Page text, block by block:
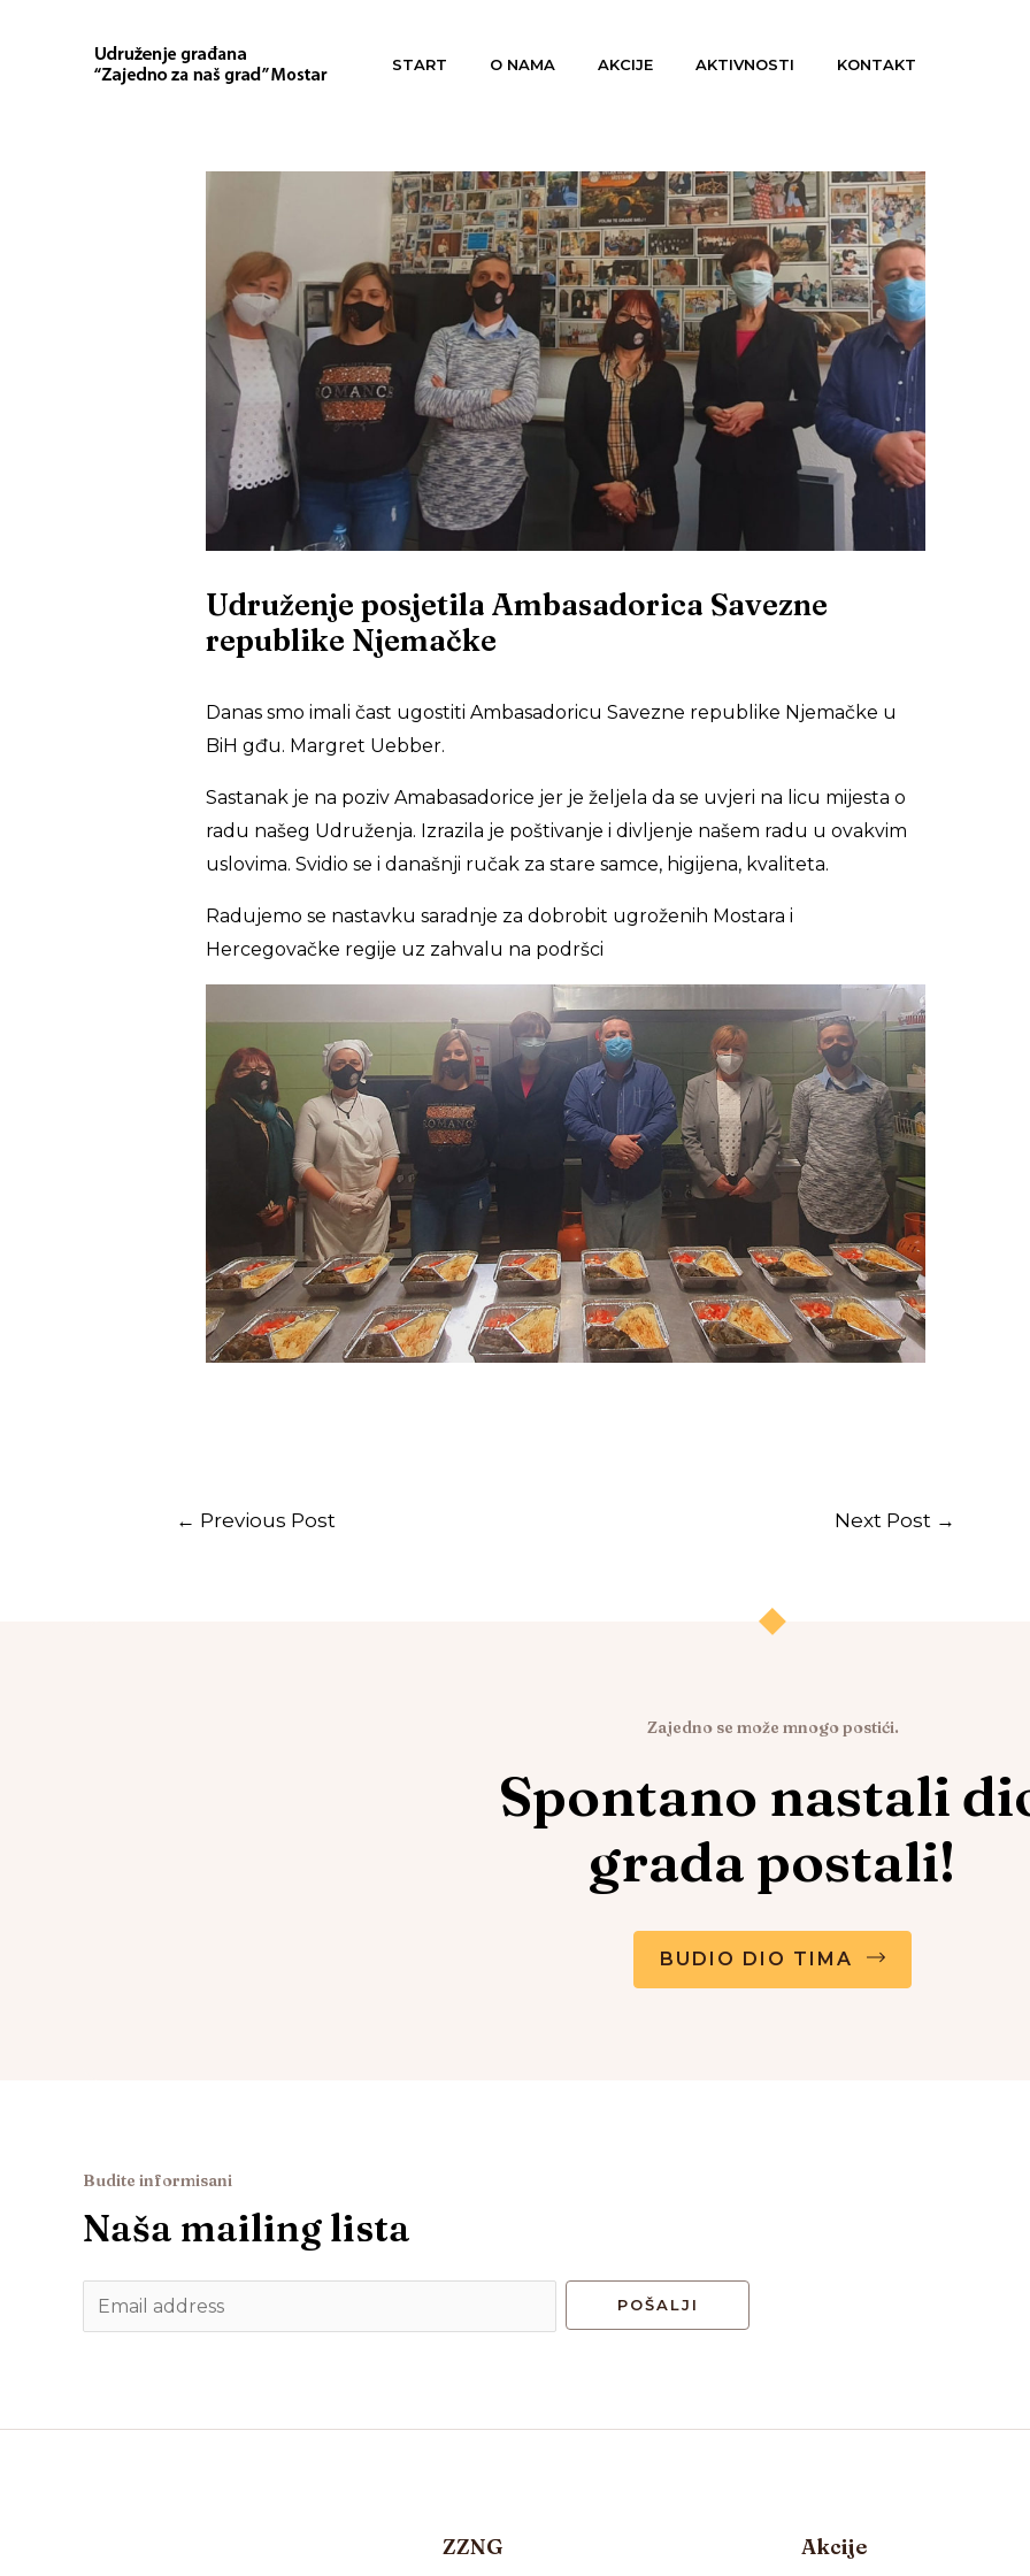
START O NAMA AKCIJE AKTIVNOSTI KONTAKT
Udruženje posjetila Ambasadorica Savezne
republike Njemačke
Danas smo imali čast ugostiti Ambasadoricu Savezne republike Njemačke u
BiH gđu. Margret Uebber.
Sastanak je na poziv Amabasadorice jer je željela da se uvjeri na licu mijesta o
radu našeg Udruženja. Izrazila je poštivanje i divljenje našem radu u ovakvim
uslovima. Svidio se i današnji ručak za stare samce, higijena, kvaliteta.
Radujemo se nastavku saradnje za dobrobit ugroženih Mostara i
Hercegovačke regije uz zahvalu na podršci
← Previous Post Next Post →
Zajedno se može mnogo postići.
Spontano nastali
grada postali!
BUDIO DIO TIMA
Budite informisani
Naša mailing lista
POŠALJI
ZZNG Akcije